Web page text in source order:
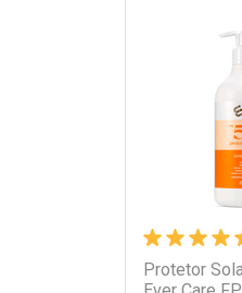
Ativar
Protetor